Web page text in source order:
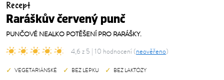
Recept
Raráškův červený punč
PUNČOVÉ NEALKO POTĚŠENÍ PRO RARÁŠKY.
4,6 z 5 | 10 hodnocení (neověřeno)
VEGETARIÁNSKÉ BEZ LEPKU BEZ LAKTÓZY